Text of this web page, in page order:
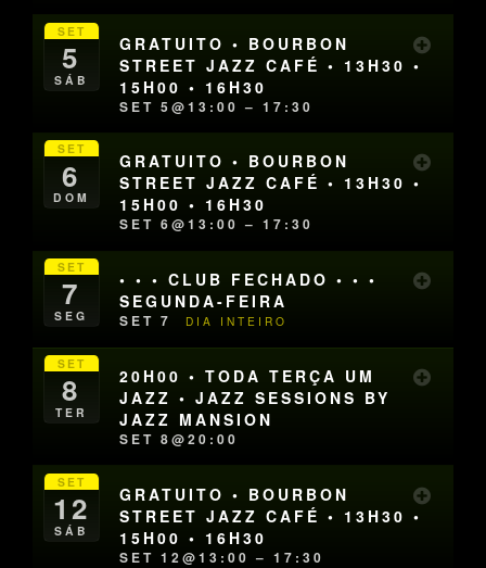
SET
5
SÁB
GRATUITO • BOURBON
STREET JAZZ CAFÉ • 13H30 •
15H00 • 16H30
SET 5@13:00 – 17:30
SET
6
DOM
GRATUITO • BOURBON
STREET JAZZ CAFÉ • 13H30 •
15H00 • 16H30
SET 6@13:00 – 17:30
SET
7
SEG
• • • CLUB FECHADO • • •
SEGUNDA-FEIRA
SET 7 DIA INTEIRO
SET
8
TER
20H00 • TODA TERÇA UM
JAZZ • JAZZ SESSIONS BY
JAZZ MANSION
SET 8@20:00
SET
12
SÁB
GRATUITO • BOURBON
STREET JAZZ CAFÉ • 13H30 •
15H00 • 16H30
SET 12@13:00 – 17:30